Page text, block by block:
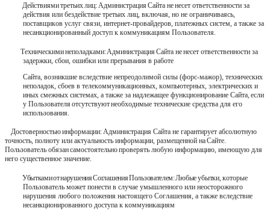
Действиямитретьих лиц: Администрация Сайта ненесет ответственности за
действия или бездействие третьих лиц, включая, но не ограничиваясь,
поставщиков услуг связи, интернет-провайдеров, платежных систем, а также за
несанкционированный доступ к коммуникациям Пользователя.
Техническиминеполадками:Администрация Сайта ненесет ответственности за
задержки, сбои, ошибки или прерывания в работе
Сайта, возникшие вследствие непреодолимой силы (форс-мажор), технических
неполадок, сбоев в телекоммуникационных, компьютерных, электрических и
иных смежных системах, а также за надлежащее функционирование Сайта, если
у Пользователя отсутствуютнеобходимые технические средства для его
использования.
Достоверностьюинформации: Администрация Сайта не гарантирует абсолютную
точность, полноту или актуальность информации, размещенной наСайте.
Пользователь обязансамостоятельнопроверять любую информацию, имеющую для
него существенное значение.
УбыткамиотнарушенияСоглашенияПользователем:Любыеубытки,которые
Пользователь может понести в случае умышленного или неосторожного
нарушения любого положения настоящего Соглашения, а также вследствие
несанкционированного доступа к коммуникациям